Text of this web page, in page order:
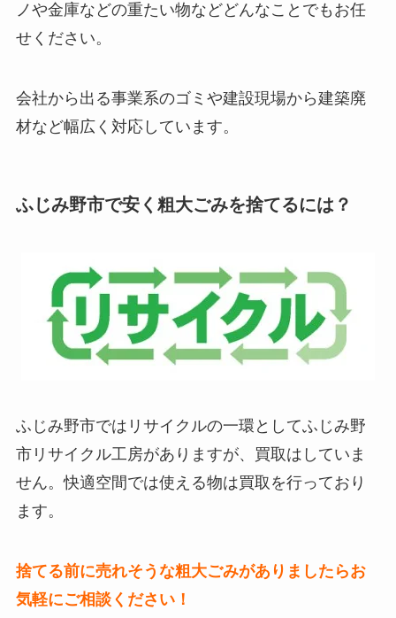
ノや金庫などの重たい物などどんなことでもお任
せください。
会社から出る事業系のゴミや建設現場から建築廃
材など幅広く対応しています。
ふじみ野市で安く粗大ごみを捨てるには？
ふじみ野市ではリサイクルの一環としてふじみ野
市リサイクル工房がありますが、買取はしていま
せん。快適空間では使える物は買取を行っており
ます。
捨てる前に売れそうな粗大ごみがありましたらお
気軽にご相談ください！